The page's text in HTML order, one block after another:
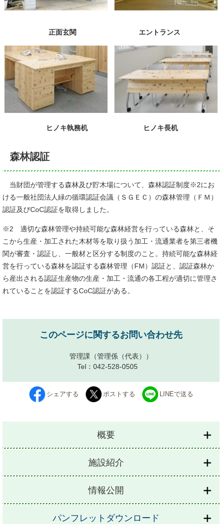
正面玄関 エントランス
ヒノキ執務机 ヒノキ長机
森林認証
当財団が管理する森林及び貯木場について、森林認証制度※2にお
ける一般社団法人緑の循環認証会議（ＳＧＥＣ）の森林管理（ＦＭ）
認証及びCoC認証を取得しました。
※2 適切な森林管理や持続可能な森林経営を行っている森林と、そ
こから生産・加工された木材等を取り扱う加工・流通業者を第三者機
関が審査・認証し、一般材と区分する制度のこと。持続可能な森林経
営を行っている森林を認証する森林管理（FM）認証と、認証森林か
ら産出される認証生産物の生産・加工・流通の各工程が適切に管理さ
れていることを認証するCoC認証がある。
このページに関するお問い合わせ先
管理課 （管理係（代表））
Tel：042-528-0505
シェアする ポストする LINEで送る
概要
施設紹介
情報公開
パンフレットダウンロード